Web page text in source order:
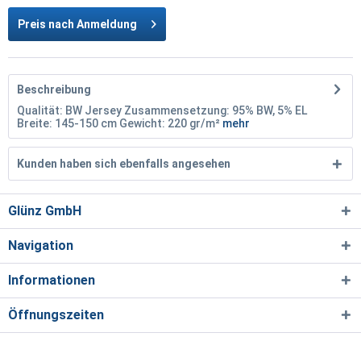
Preis nach Anmeldung
Beschreibung
Qualität: BW Jersey Zusammensetzung: 95% BW, 5% EL
Breite: 145-150 cm Gewicht: 220 gr/m² mehr
Kunden haben sich ebenfalls angesehen
Glünz GmbH
Navigation
Informationen
Öffnungszeiten